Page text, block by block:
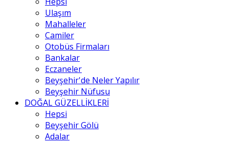
Ulaşım
Mahalleler
Camiler
Otobüs Firmaları
Bankalar
Eczaneler
Beyşehir'de Neler Yapılır
Beyşehir Nüfusu
DOĞAL GÜZELLİKLERİ
Hepsi
Beyşehir Gölü
Adalar